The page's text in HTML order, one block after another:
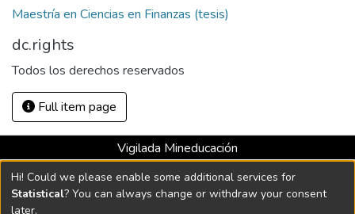
Maestría en Ciencias en Finanzas (tesis)
dc.rights
Todos los derechos reservados
Full item page
Vigilada Mineducación
Universidad con Acreditación Institucional hasta 2026 -
Resolución MEN 2158 de 2018
Hi! Could we please enable some additional services for
Statistical? You can always change or withdraw your consent
later.